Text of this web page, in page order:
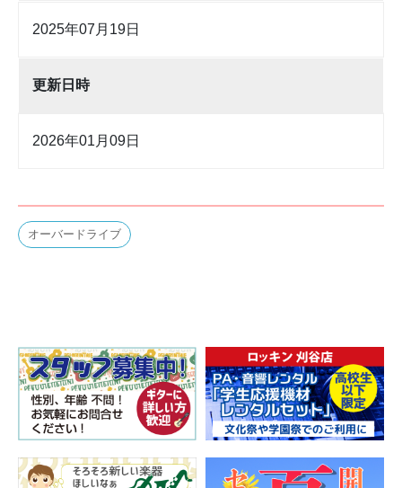
2025年07月19日
更新日時
2026年01月09日
オーバードライブ